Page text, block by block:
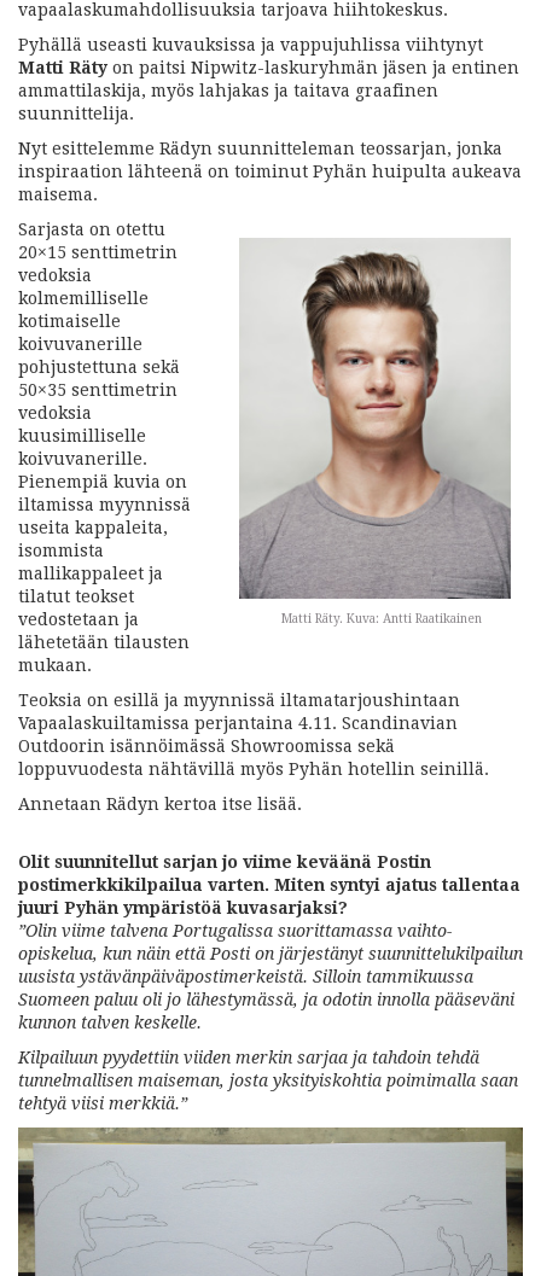
vapaalaskumahdollisuuksia tarjoava hiihtokeskus.
Pyhällä useasti kuvauksissa ja vappujuhlissa viihtynyt
Matti Räty on paitsi Nipwitz-laskuryhmän jäsen ja entinen
ammattilaskija, myös lahjakas ja taitava graafinen
suunnittelija.
Nyt esittelemme Rädyn suunnitteleman teossarjan, jonka
inspiraation lähteenä on toiminut Pyhän huipulta aukeava
maisema.
Matti Räty. Kuva: Antti Raatikainen
Sarjasta on otettu
20×15 senttimetrin
vedoksia
kolmemilliselle
kotimaiselle
koivuvanerille
pohjustettuna sekä
50×35 senttimetrin
vedoksia
kuusimilliselle
koivuvanerille.
Pienempiä kuvia on
iltamissa myynnissä
useita kappaleita,
isommista
mallikappaleet ja
tilatut teokset
vedostetaan ja
lähetetään tilausten
mukaan.
Teoksia on esillä ja myynnissä iltamatarjoushintaan
Vapaalaskuiltamissa perjantaina 4.11. Scandinavian
Outdoorin isännöimässä Showroomissa sekä
loppuvuodesta nähtävillä myös Pyhän hotellin seinillä.
Annetaan Rädyn kertoa itse lisää.
Olit suunnitellut sarjan jo viime keväänä Postin
postimerkkikilpailua varten. Miten syntyi ajatus tallentaa
juuri Pyhän ympäristöä kuvasarjaksi?
”Olin viime talvena Portugalissa suorittamassa vaihto-
opiskelua, kun näin että Posti on järjestänyt suunnittelukilpailun
uusista ystävänpäiväpostimerkeistä. Silloin tammikuussa
Suomeen paluu oli jo lähestymässä, ja odotin innolla pääseväni
kunnon talven keskelle.
Kilpailuun pyydettiin viiden merkin sarjaa ja tahdoin tehdä
tunnelmallisen maiseman, josta yksityiskohtia poimimalla saan
tehtyä viisi merkkiä.”